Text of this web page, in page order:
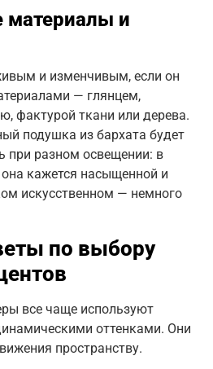
материалы и
и изменчивым, если он
— глянцем,
фактурой ткани или дерева.
подушка из бархата будет
при разном освещении: в
кажется насыщенной и
искусственном — немного
по выбору
все чаще используют
оттенками. Они
пространству.